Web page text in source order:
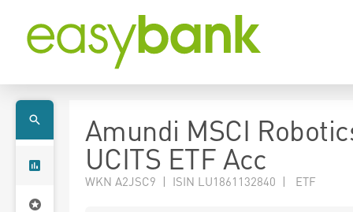
Amundi MSCI
UCITS ETF Acc
WKN A2JSC9 | ISIN LU1861132840 | ETF